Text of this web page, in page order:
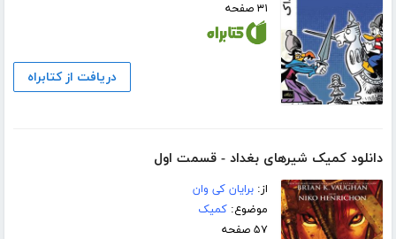
۳۱ صفحه
دریافت از کتابراه
دانلود کمیک شیرهای بغداد - قسمت اول
از:برایان کی وان
موضوع:کمیک
۵۷ صفحه